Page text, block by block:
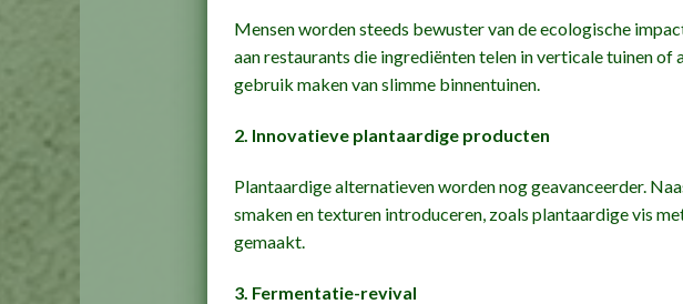
Mensen worden steeds bewuster van de ecologische
aan restaurants die ingrediënten telen in verticale tuinen
gebruik maken van slimme binnentuinen.
2. Innovatieve plantaardige producten
Plantaardige alternatieven worden nog geavanceerder.
smaken en texturen introduceren, zoals plantaardige vis
gemaakt.
3. Fermentatie-revival